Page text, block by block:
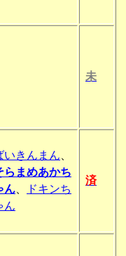
未
いきんまん
らまめあかち
ん
ドキンち
ん
済